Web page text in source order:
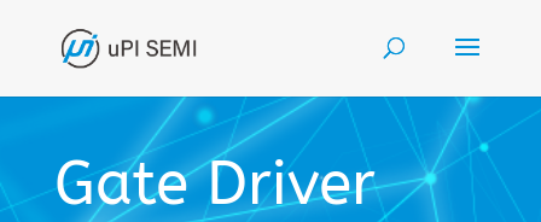
Gate Driver